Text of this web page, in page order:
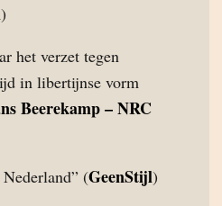
)
het verzet tegen
in libertijnse vorm
Beerekamp – NRC
(GeenStijl)